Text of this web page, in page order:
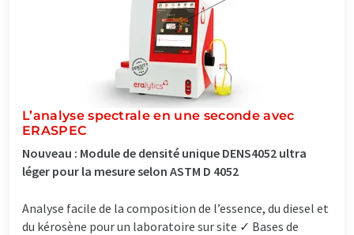
L’analyse spectrale en une seconde avec
ERASPEC
Nouveau : Module de densité unique DENS4052 ultra
léger pour la mesure selon ASTM D 4052
Analyse facile de la composition de l’essence, du diesel et
du kérosène pour un laboratoire sur site ✓ Bases de